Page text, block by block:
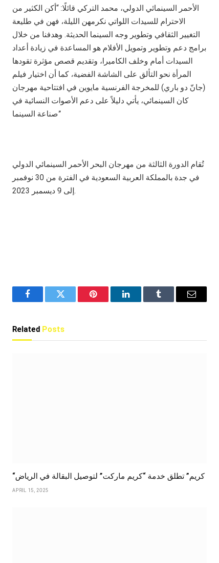
الأحمر السينمائي الدولي، محمد التركي قائلًا: “أكن الكثير من
الاحترام للسيدات اللواتي نكرمهن الليلة، فهن في طليعة
التغيير الثقافي وتطوير وجه السينما الحديثة. وهدفنا من خلال
برامج دعم وتطوير وتمويل الأفلام هو المساعدة في زيادة أعداد
السيدات أمام وخلف الكاميرا، وتقديم قصص مؤثرة تقودها
المرأة نحو التألق على الشاشة الفضية، كما أن اختيار فيلم
(جانّ دو باري) للمخرجة الفرنسية مايوين في افتتاحية مهرجان
كان السينمائي، يأتي دليلاً على دعم الأصوات النسائية في
صناعة السينما”
تُقام الدورة الثالثة من مهرجان البحر الأحمر السينمائي الدولي
في جدة بالمملكة العربية السعودية في الفترة من 30 نوفمبر
إلى 9 ديسمبر 2023.
FacebookTwitter Pinterest LinkedInTumblr Email
Related Posts
“كريم” تطلق خدمة “كريم ماركت” لتوصيل البقالة في الرياض
APRIL 15, 2025